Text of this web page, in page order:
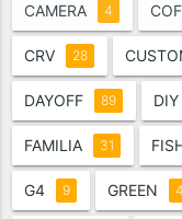
CAMERA 4
CRV 28
DAYOFF 89 DIY
FAMILIA 31
G4 9 GREEN